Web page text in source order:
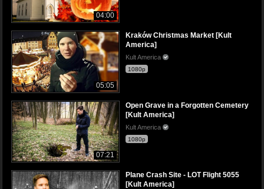
04:00
05:05
Kraków Christmas Market [Kult
America]
Kult America
1080p
07:21
Open Grave in a Forgotten Cemetery
[Kult America]
Kult America
1080p
Plane Crash Site - LOT Flight 5055
[Kult America]